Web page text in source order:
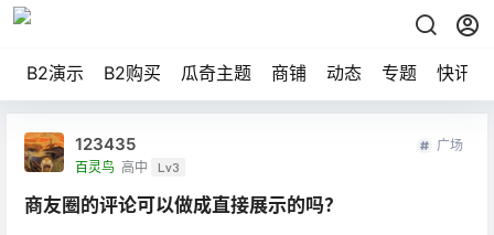
B2演示 B2购买 瓜奇主题 商铺 动态 专题 快讯
123435
百灵鸟 高中 Lv3
广场
商友圈的评论可以做成直接展示的吗？